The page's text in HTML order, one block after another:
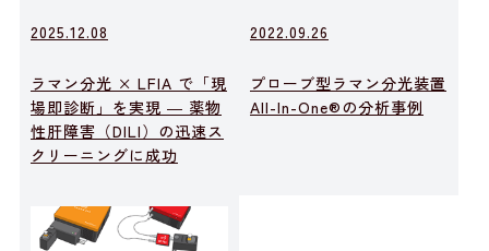
2025.12.08
ラマン分光 × LFIA で「現
場即診断」を実現 ― 薬物
性肝障害（DILI）の迅速ス
クリーニングに成功
2022.09.26
プローブ型ラマン分光装置
All-In-One®の分析事例